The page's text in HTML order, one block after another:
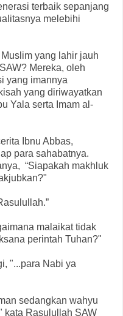
terbaik sepanjang
melebihi
yang lahir jauh
Mereka, oleh
yang imannya
yang diriwayatkan
Yala serta Imam al-
Ibnu Abbas,
para sahabatnya.
“Siapakah makhluk
malaikat tidak
perintah Tuhan?"
"...para Nabi ya
sedangkan wahyu
kata Rasulullah SAW